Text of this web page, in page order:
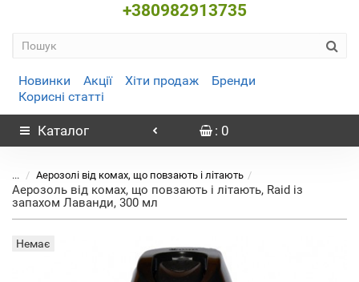
+380982913735
Новинки Акції Хіти продаж
Бренди
Корисні статті
Каталог : 0
... Аерозолі від комах, що повзають і літають
Аерозоль від комах, що повзають і літають, Raid із
запахом Лаванди, 300 мл
Немає